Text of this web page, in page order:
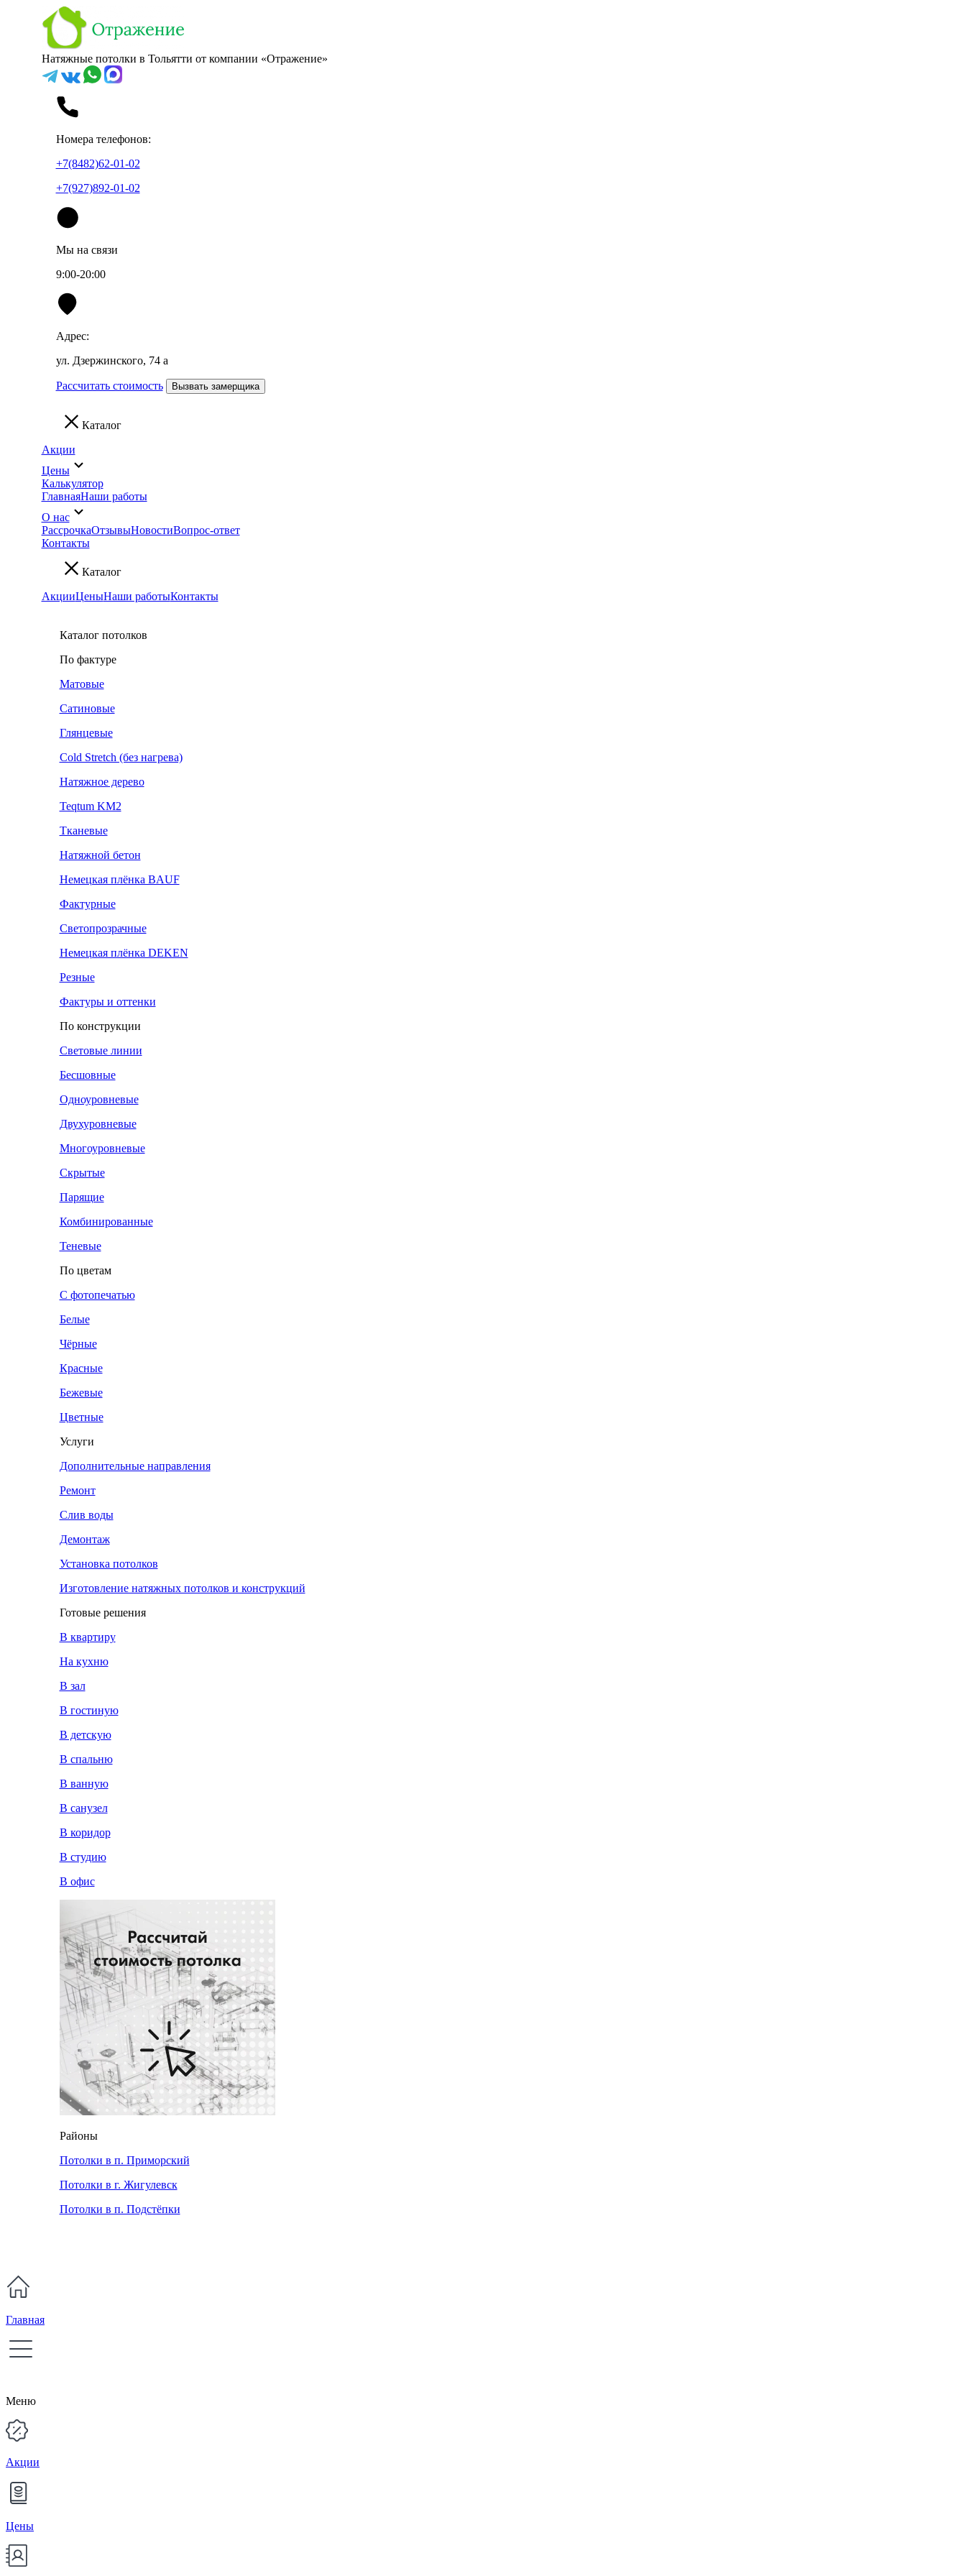
Натяжные потолки в Тольятти от компании «Отражение»
Номера телефонов:
+7(8482)62-01-02
+7(927)892-01-02
Мы на связи
9:00-20:00
Адрес:
ул. Дзержинского, 74 а
Рассчитать стоимость Вызвать замерщика
Каталог
Акции
Цены
Калькулятор
ГлавнаяНаши работы
О нас
РассрочкаОтзывыНовостиВопрос-ответ
Контакты
Каталог
АкцииЦеныНаши работыКонтакты
Каталог потолков
По фактуре
Матовые
Сатиновые
Глянцевые
Cold Stretch (без нагрева)
Натяжное дерево
Teqtum KM2
Тканевые
Натяжной бетон
Немецкая плёнка BAUF
Фактурные
Светопрозрачные
Немецкая плёнка DEKEN
Резные
Фактуры и оттенки
По конструкции
Световые линии
Бесшовные
Одноуровневые
Двухуровневые
Многоуровневые
Скрытые
Парящие
Комбинированные
Теневые
По цветам
С фотопечатью
Белые
Чёрные
Красные
Бежевые
Цветные
Услуги
Дополнительные направления
Ремонт
Слив воды
Демонтаж
Установка потолков
Изготовление натяжных потолков и конструкций
Готовые решения
В квартиру
На кухню
В зал
В гостиную
В детскую
В спальню
В ванную
В санузел
В коридор
В студию
В офис
Районы
Потолки в п. Приморский
Потолки в г. Жигулевск
Потолки в п. Подстёпки
Главная
Меню
Акции
Цены